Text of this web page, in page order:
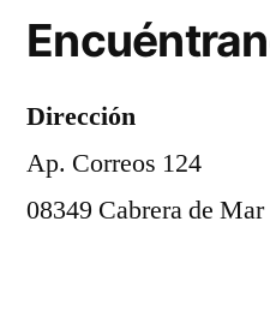
Dirección
Ap. Correos 124
08349 Cabrera de Mar